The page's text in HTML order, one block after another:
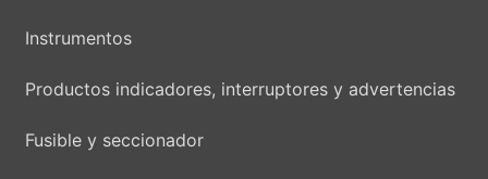
Instrumentos
Productos indicadores, interruptores y advertencias
Fusible y seccionador